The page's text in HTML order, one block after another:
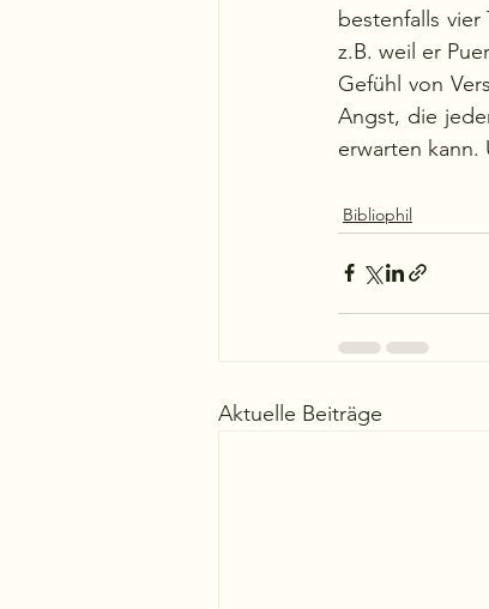
bestenfalls
z.B. weil er
Gefühl von
Angst, die
erwarten kann.
Bibliophil
Aktuelle Beiträge